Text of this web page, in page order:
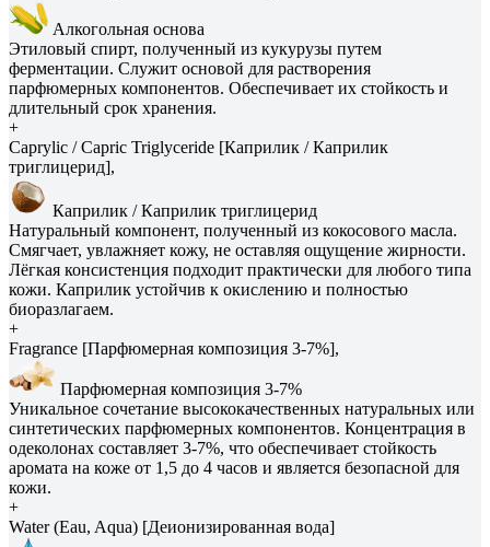
Алкогольная основа
Этиловый спирт, полученный из кукурузы путем
ферментации. Служит основой для растворения
парфюмерных компонентов. Обеспечивает их стойкость и
длительный срок хранения.
+
Caprylic / Capric Triglyceride [Каприлик / Каприлик
триглицерид],
Каприлик / Каприлик триглицерид
Натуральный компонент, полученный из кокосового масла.
Смягчает, увлажняет кожу, не оставляя ощущение жирности.
Лёгкая консистенция подходит практически для любого типа
кожи. Каприлик устойчив к окислению и полностью
биоразлагаем.
+
Fragrance [Парфюмерная композиция 3-7%],
Парфюмерная композиция 3-7%
Уникальное сочетание высококачественных натуральных или
синтетических парфюмерных компонентов. Концентрация в
одеколонах составляет 3-7%, что обеспечивает стойкость
аромата на коже от 1,5 до 4 часов и является безопасной для
кожи.
+
Water (Eau, Aqua) [Деионизированная вода]